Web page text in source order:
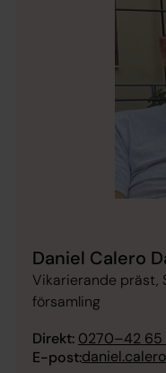
Daniel Calero
Vikarierande präst,
församling
Direkt: 0270–42 65
E-post: